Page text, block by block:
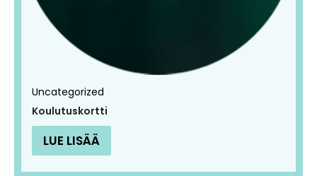
Uncategorized
Koulutuskortti
LUE LISÄÄ